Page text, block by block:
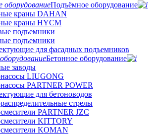
Подъёмное оборудование
краны DAHAN
краны HYCM
подъемники
подъемники
для фасадных подъемников
Бетонное оборудование
заводы
LIUGONG
PARTNER POWER
для бетоноводов
стрелы
PARTNER JZC
KITTORY
KOMAN